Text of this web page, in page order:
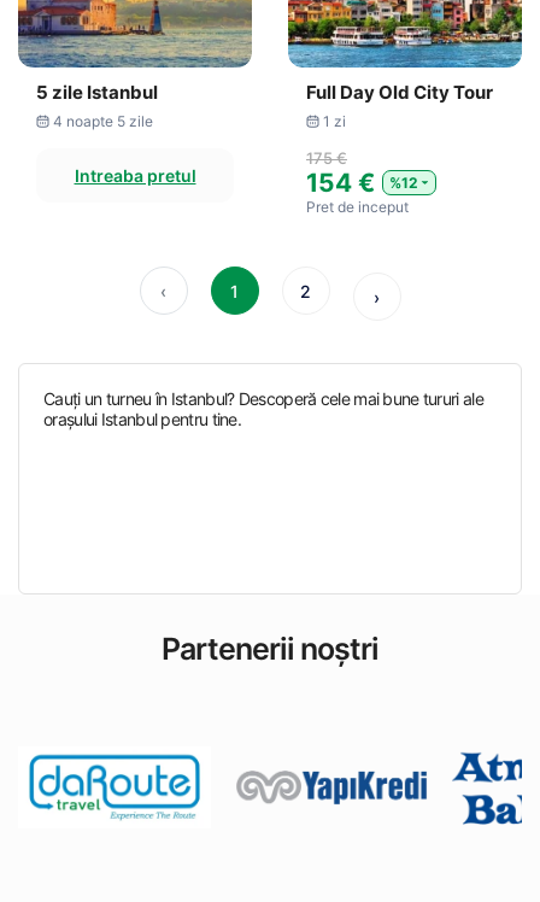
5 zile Istanbul
4 noapte 5 zile
Intreaba pretul
Full Day Old City Tour
1 zi
175 €
154 €
%12
Pret de inceput
‹ 1 2 ›
Cauţi un turneu în Istanbul? Descoperă cele mai bune tururi ale
oraşului Istanbul pentru tine.
Partenerii noștri